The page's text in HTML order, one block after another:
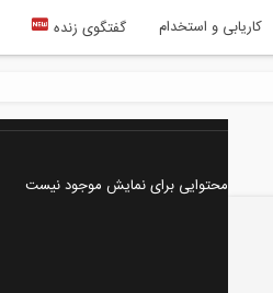
کاریابی و استخدام گفتگوی زنده
محتوایی برای نمایش موجود نیست